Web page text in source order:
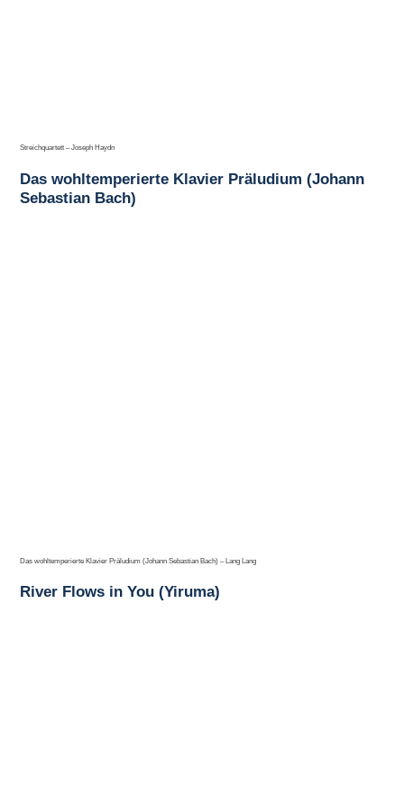
Streichquartett – Joseph Haydn
Das wohltemperierte Klavier Präludium (Johann
Sebastian Bach)
Das wohltemperierte Klavier Präludium (Johann Sebastian Bach) – Lang Lang
River Flows in You (Yiruma)